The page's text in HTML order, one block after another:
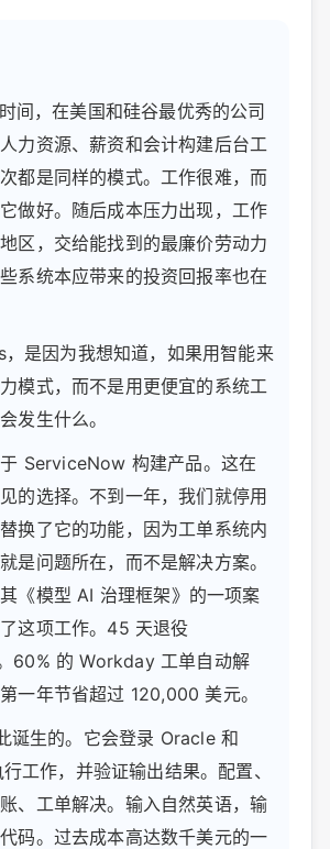
间，在美国和硅谷最优秀的公司
力资源、薪资和会计构建后台工
都是同样的模式。工作很难，而
做好。随后成本压力出现，工作
区，交给能找到的最廉价劳动力
系统本应带来的投资回报率也在
是因为我想知道，如果用智能来
模式，而不是用更便宜的系统工
发生什么。
ServiceNow 构建产品。这在
的选择。不到一年，我们就停用
换了它的功能，因为工单系统内
是问题所在，而不是解决方案。
《模型 AI 治理框架》的一项案
这项工作。45 天退役
60% 的 Workday 工单自动解
一年节省超过 120,000 美元。
诞生的。它会登录 Oracle 和
工作，并验证输出结果。配置、
、工单解决。输入自然英语，输
码。过去成本高达数千美元的一